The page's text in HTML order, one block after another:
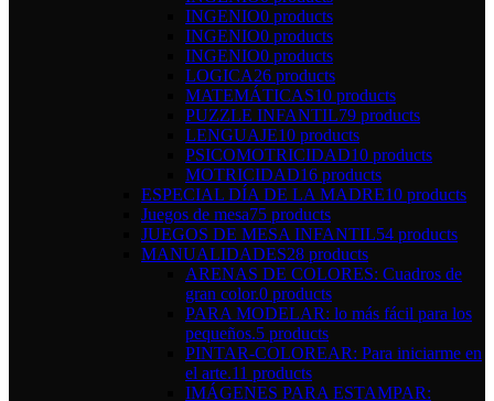
INGENIO0 products
INGENIO0 products
INGENIO0 products
LOGICA26 products
MATEMÁTICAS10 products
PUZZLE INFANTIL79 products
LENGUAJE10 products
PSICOMOTRICIDAD10 products
MOTRICIDAD16 products
ESPECIAL DÍA DE LA MADRE10 products
Juegos de mesa75 products
JUEGOS DE MESA INFANTIL54 products
MANUALIDADES28 products
ARENAS DE COLORES: Cuadros de
gran color.0 products
PARA MODELAR: lo más fácil para los
pequeños.5 products
PINTAR-COLOREAR: Para iniciarme en
el arte.11 products
IMÁGENES PARA ESTAMPAR: